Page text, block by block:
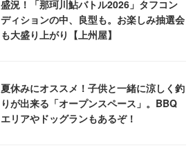
盛況！「那珂川鮎バトル2026」タフコン
ディションの中、良型も。お楽しみ抽選会
も大盛り上がり【上州屋】
夏休みにオススメ！子供と一緒に涼しく釣
りが出来る「オープンスペース」。BBQ
エリアやドッグランもあるぞ！